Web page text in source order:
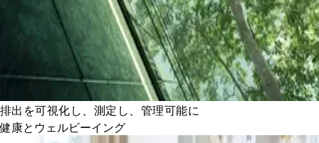
排出を可視化し、測定し、管理可能に
健康とウェルビーイング